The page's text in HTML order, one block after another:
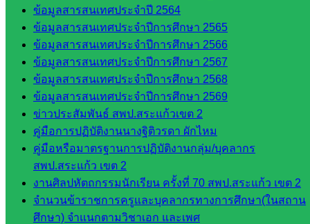
ข้อมูลสารสนเทศประจำปี 2564
ข้อมูลสารสนเทศประจำปีการศึกษา 2565
ข้อมูลสารสนเทศประจำปีการศึกษา 2566
ข้อมูลสารสนเทศประจำปีการศึกษา 2567
ข้อมูลสารสนเทศประจำปีการศึกษา 2568
ข้อมูลสารสนเทศประจำปีการศึกษา 2569
ข่าวประสัมพันธ์ สพป.สระแก้วเขต 2
คู่มือการปฏิบัติงานนางฐิติวรดา ผักไหม
คู่มือหรือมาตรฐานการปฏิบัติงานกลุ่ม/บุคลากร
สพป.สระแก้ว เขต 2
งานศิลปหัตถกรรมนักเรียน ครั้งที่ 70 สพป.สระแก้ว เขต 2
จำนวนข้าราชการครูและบุคลากรทางการศึกษา(ในสถาน
ศึกษา) จำแนกตามวิชาเอก และเพศ
บริหาร
งาน
บุคคล
กลุ่ม
พัฒนาครู
และบุ
คลากรฯ
กลุ่มนิ
เทศ
ติดตาม
และประ
เมินผลฯ